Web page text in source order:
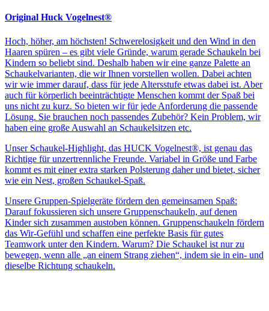
Original Huck Vogelnest®
Hoch, höher, am höchsten! Schwerelosigkeit und den Wind in den
Haaren spüren – es gibt viele Gründe, warum gerade Schaukeln bei
Kindern so beliebt sind. Deshalb haben wir eine ganze Palette an
Schaukelvarianten, die wir Ihnen vorstellen wollen. Dabei achten
wir wie immer darauf, dass für jede Altersstufe etwas dabei ist. Aber
auch für körperlich beeinträchtigte Menschen kommt der Spaß bei
uns nicht zu kurz. So bieten wir für jede Anforderung die passende
Lösung. Sie brauchen noch passendes Zubehör? Kein Problem, wir
haben eine große Auswahl an Schaukelsitzen etc.
Unser Schaukel-Highlight, das HUCK Vogelnest®, ist genau das
Richtige für unzertrennliche Freunde. Variabel in Größe und Farbe
kommt es mit einer extra starken Polsterung daher und bietet, sicher
wie ein Nest, großen Schaukel-Spaß.
Unsere Gruppen-Spielgeräte fördern den gemeinsamen Spaß:
Darauf fokussieren sich unsere Gruppenschaukeln, auf denen
Kinder sich zusammen austoben können. Gruppenschaukeln fördern
das Wir-Gefühl und schaffen eine perfekte Basis für gutes
Teamwork unter den Kindern. Warum? Die Schaukel ist nur zu
bewegen, wenn alle „an einem Strang ziehen“, indem sie in ein- und
dieselbe Richtung schaukeln.